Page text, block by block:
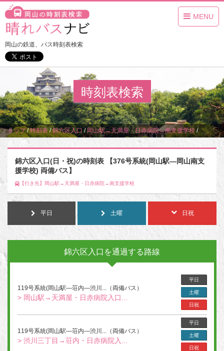
MENU
岡山の鉄道、バス時刻表検索
時刻表検索
トップ/時刻表/錦六区入口 /岡山駅→天満屋・日赤病院→南支援学校/
錦六区入口(日・祝)の時刻表 【376号系統(岡山駅―岡山南支
援学校) 両備バス】
【行き先】岡山駅→天満屋・日赤病院→南支援学校
平日 土曜 日祝
錦六区入口を通過する路線
119号系統(岡山駅―荘内―渋川...（両備バス）
> 岡山駅→天満屋・日赤病院入口...
平日
土曜
日祝
119号系統(岡山駅―荘内―渋川...（両備バス）
> 渋川三丁目→荘内・日赤病院入...
平日
土曜
日祝